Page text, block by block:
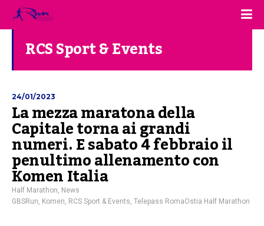
RCS Sport & Events
24/01/2023
La mezza maratona della
Capitale torna ai grandi
numeri. E sabato 4 febbraio il
penultimo allenamento con
Komen Italia
Half Marathon, News
GBSRun, Komen, RCS Sport & Events, Telepass RomaOstia Half Marathon